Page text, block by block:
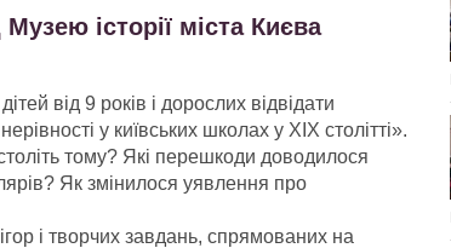
історії міста Києва
від 9 років і дорослих відвідати
у київських школах у ХІХ столітті».
тому? Які перешкоди доводилося
Як змінилося уявлення про
і творчих завдань, спрямованих на